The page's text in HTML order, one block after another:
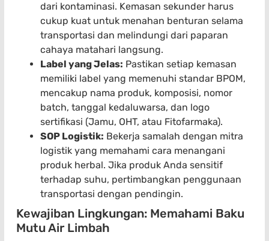
dari kontaminasi. Kemasan sekunder harus
cukup kuat untuk menahan benturan selama
transportasi dan melindungi dari paparan
cahaya matahari langsung.
Label yang Jelas: Pastikan setiap kemasan
memiliki label yang memenuhi standar BPOM,
mencakup nama produk, komposisi, nomor
batch, tanggal kedaluwarsa, dan logo
sertifikasi (Jamu, OHT, atau Fitofarmaka).
SOP Logistik: Bekerja samalah dengan mitra
logistik yang memahami cara menangani
produk herbal. Jika produk Anda sensitif
terhadap suhu, pertimbangkan penggunaan
transportasi dengan pendingin.
Kewajiban Lingkungan: Memahami Baku
Mutu Air Limbah